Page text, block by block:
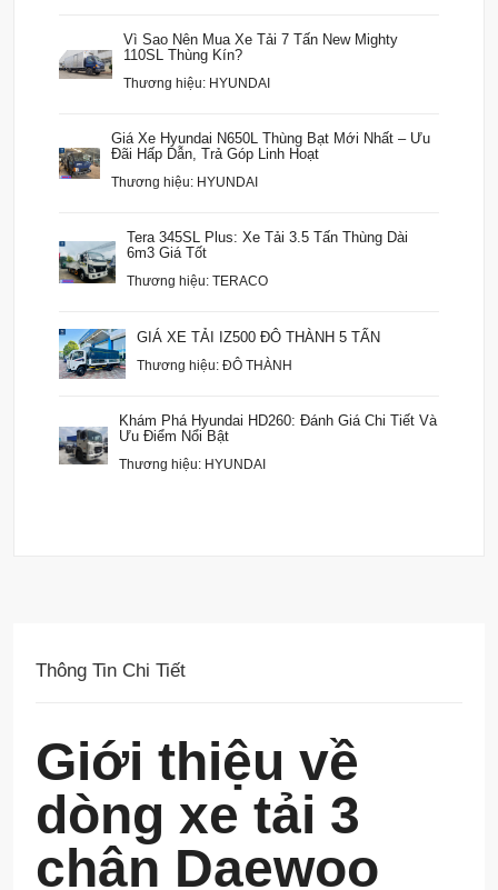
Vì Sao Nên Mua Xe Tải 7 Tấn New Mighty
110SL Thùng Kín?
Thương hiệu: HYUNDAI
Giá Xe Hyundai N650L Thùng Bạt Mới Nhất – Ưu
Đãi Hấp Dẫn, Trả Góp Linh Hoạt
Thương hiệu: HYUNDAI
Tera 345SL Plus: Xe Tải 3.5 Tấn Thùng Dài
6m3 Giá Tốt
Thương hiệu: TERACO
GIÁ XE TẢI IZ500 ĐÔ THÀNH 5 TẤN
Thương hiệu: ĐÔ THÀNH
Khám Phá Hyundai HD260: Đánh Giá Chi Tiết Và
Ưu Điểm Nổi Bật
Thương hiệu: HYUNDAI
Thông Tin Chi Tiết
Giới thiệu về
dòng xe tải 3
chân Daewoo